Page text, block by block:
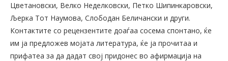
Цветановски, Велко Неделковски, Петко Шипинкаровски,
Љерка Тот Наумова, Слободан Беличански и други.
Контактите со рецензентите доаѓаа сосема спонтано, ќе
им ја предложев мојата литература, ќе ја прочитаа и
прифатеа за да дадат свој придонес во афирмација на